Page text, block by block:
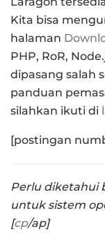
Kita bisa
halaman
PHP, RoR,
dipasang salah
panduan
silahkan ikuti di
[postingan
Perlu diketahui
untuk sistem
[cp/ap]